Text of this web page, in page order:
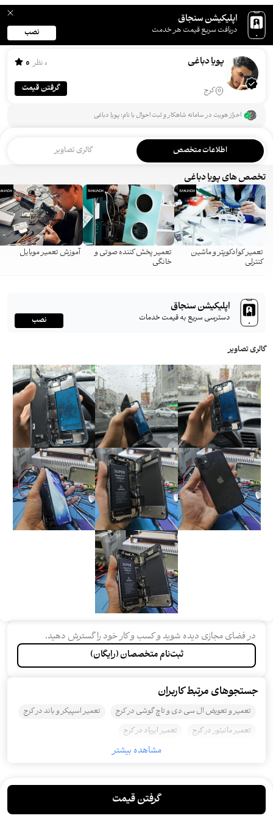
اپلیکیشن سنجاق
دریافت سریع قیمت هر خدمت نصب
پویا دباغی
کرج
0 نظر 0
گرفتن قیمت
احراز هویت در سامانه شاهکار و ثبت احوال با نام: پویا دباغی
اطلاعات متخصص گالری تصاویر
تخصص های پویا دباغی
تعمیر کوادکوپتر و ماشین
کنترلی
تعمیر پخش کننده صوتی و
خانگی
آموزش تعمیر موبایل
اپلیکیشن سنجاق
دسترسی سریع به قیمت خدمات نصب
گالری تصاویر
در فضای مجازی دیده شوید و کسب و کار خود را گسترش دهید.
ثبت‌نام متخصصان (رایگان)
جستجو‌های مرتبط کاربران
تعمیر و تعویض ال سی دی و تاچ گوشی در کرج
تعمیر اسپیکر و باند در کرج
تعمیر مانیتور در کرج
تعمیر ایرپاد در کرج
تعمیر پخش کننده صوتی و خانگی در کرج
مشاهده بیشتر
گرفتن قیمت